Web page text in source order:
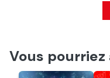
Vous pourriez